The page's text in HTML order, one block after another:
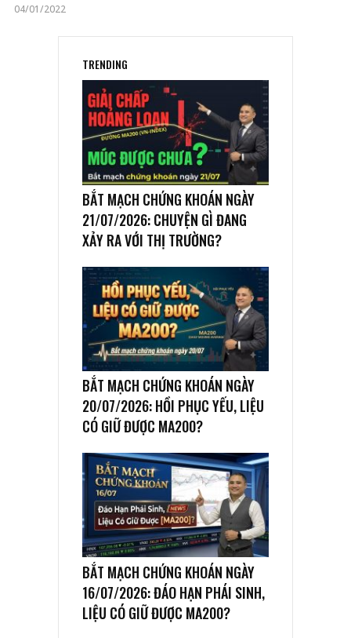
04/01/2022
TRENDING
BẮT MẠCH CHỨNG KHOÁN NGÀY
21/07/2026: CHUYỆN GÌ ĐANG
XẢY RA VỚI THỊ TRƯỜNG?
BẮT MẠCH CHỨNG KHOÁN NGÀY
20/07/2026: HỒI PHỤC YẾU, LIỆU
CÓ GIỮ ĐƯỢC MA200?
BẮT MẠCH CHỨNG KHOÁN NGÀY
16/07/2026: ĐÁO HẠN PHÁI SINH,
LIỆU CÓ GIỮ ĐƯỢC MA200?